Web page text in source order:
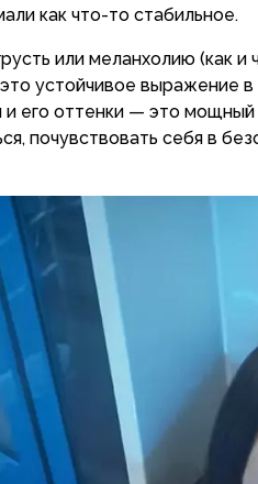
как что-то стабильное.
или меланхолию (как и
устойчивое выражение в
и его оттенки — это
почувствовать себя в